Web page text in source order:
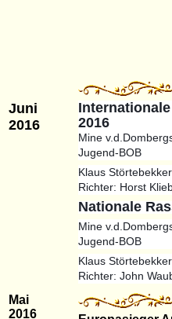
Juni
2016
2016
Mine
Jugend-BOB
Klaus Störtebekker
Richter: Horst
Nationale
Mine
Jugend-BOB
Klaus Störtebekker
Richter: John
Mai
2016